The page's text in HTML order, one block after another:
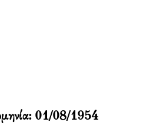
01/08/1954